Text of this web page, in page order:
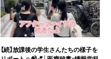
【続】放課後の学生さんたちの様子を